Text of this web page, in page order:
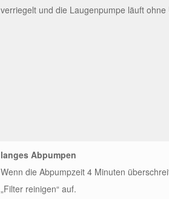
verriegelt und die Laugenpumpe läuft ohne
langes Abpumpen
Wenn die Abpumpzeit 4 Minuten
„Filter reinigen“ auf.